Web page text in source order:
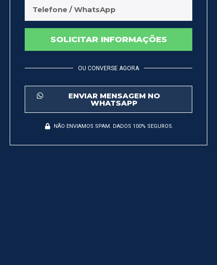
SOLICITAR INFORMAÇÕES
OU CONVERSE AGORA
ENVIAR MENSAGEM NO
WHATSAPP
NÃO ENVIAMOS SPAM. DADOS 100% SEGUROS.